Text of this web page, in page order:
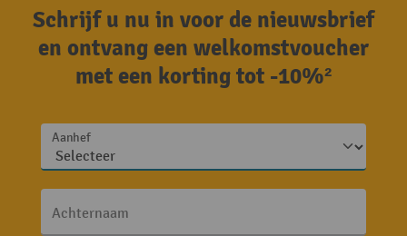
Schrijf u nu in voor de nieuwsbrief
en ontvang een welkomstvoucher
met een korting tot -10%²
Aanhef
Achternaam